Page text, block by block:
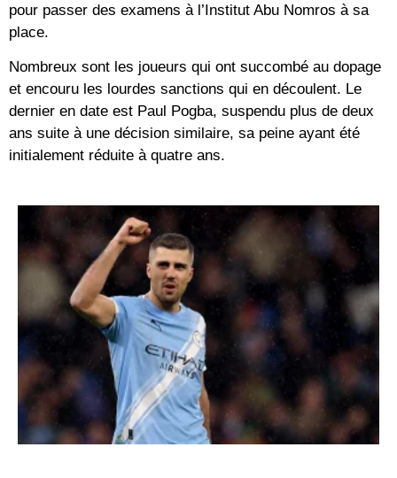
pour passer des examens à l’Institut Abu Nomros à sa
place.
Nombreux sont les joueurs qui ont succombé au dopage
et encouru les lourdes sanctions qui en découlent. Le
dernier en date est Paul Pogba, suspendu plus de deux
ans suite à une décision similaire, sa peine ayant été
initialement réduite à quatre ans.